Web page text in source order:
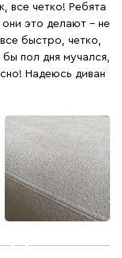
все четко! Ребята
это делают - не
быстро, четко,
пол дня мучался,
Надеюсь диван
+1